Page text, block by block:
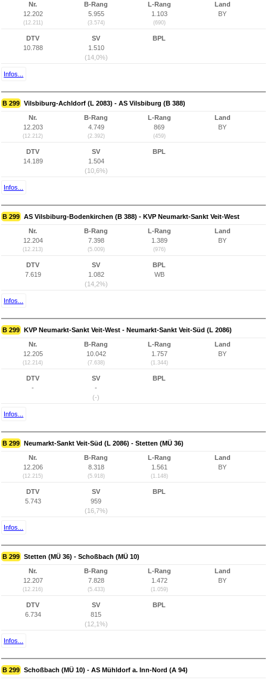
Nr.
12.202
(12.211)
B-Rang
5.955
(3.574)
L-Rang
1.103
(690)
Land
BY
DTV
10.788
SV
1.510
(14,0%)
BPL
Infos...
B 299 Vilsbiburg-Achldorf (L 2083) - AS Vilsbiburg (B 388)
Nr.
12.203
(12.212)
B-Rang
4.749
(2.392)
L-Rang
869
(459)
Land
BY
DTV
14.189
SV
1.504
(10,6%)
BPL
Infos...
B 299 AS Vilsbiburg-Bodenkirchen (B 388) - KVP Neumarkt-Sankt Veit-West
Nr.
12.204
(12.213)
B-Rang
7.398
(5.009)
L-Rang
1.389
(976)
Land
BY
DTV
7.619
SV
1.082
(14,2%)
BPL
WB
Infos...
B 299 KVP Neumarkt-Sankt Veit-West - Neumarkt-Sankt Veit-Süd (L 2086)
Nr.
12.205
(12.214)
B-Rang
10.042
(7.638)
L-Rang
1.757
(1.344)
Land
BY
DTV
-
SV
-
(-)
BPL
Infos...
B 299 Neumarkt-Sankt Veit-Süd (L 2086) - Stetten (MÜ 36)
Nr.
12.206
(12.215)
B-Rang
8.318
(5.918)
L-Rang
1.561
(1.148)
Land
BY
DTV
5.743
SV
959
(16,7%)
BPL
Infos...
B 299 Stetten (MÜ 36) - Schoßbach (MÜ 10)
Nr.
12.207
(12.216)
B-Rang
7.828
(5.433)
L-Rang
1.472
(1.059)
Land
BY
DTV
6.734
SV
815
(12,1%)
BPL
Infos...
B 299 Schoßbach (MÜ 10) - AS Mühldorf a. Inn-Nord (A 94)